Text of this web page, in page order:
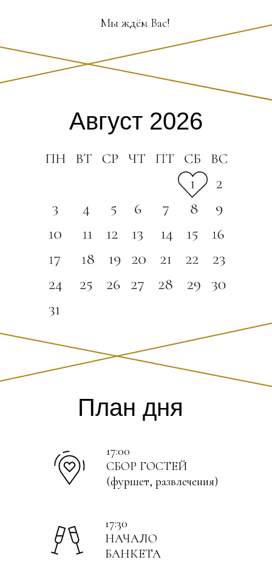
Мы ждём Вас!
Август 2026
План дня
17:00
СБОР ГОСТЕЙ
(фуршет, развлечения)
17:30
НАЧАЛО
БАНКЕТА